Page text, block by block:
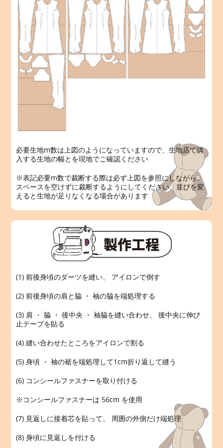
必要生地m数は上図のようになっていますので、生地店で購
入する生地の幅とを現地でご確認ください
※表記必要m数で裁断する際は必ず上図を参照にしながら、
スペースを空けずに裁断するようにしてください。並びを変
えると生地が足りなくなる場合があります
(1) 前後身頃のダーツを縫い、 アイロンで倒す
(2) 前後身頃の肩と脇 ・ 袖の脇を端処理する
(3) 肩 ・ 脇 ・ 後中央 ・ 袖脇を縫い合わせ、 後中央に伸び
止テープを貼る
(4) 縫い合わせたところをアイロンで割る
(5) 身頃 ・ 袖の裾を端処理して1cm折り返して縫う
(6) コンシールファスナーを取り付ける
※コンシールファスナーは 56cm を使用
(7) 見返しに接着芯を貼って、 周囲の外側だけ端処理
(8) 身頃に見返しを付ける